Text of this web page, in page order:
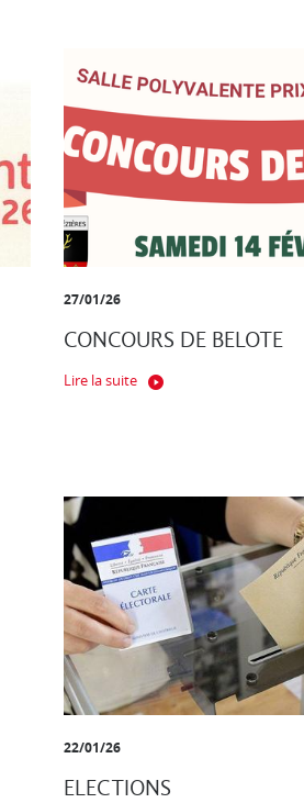
27/01/26
CONCOURS DE BELOTE
Lire la suite
22/01/26
ELECTIONS